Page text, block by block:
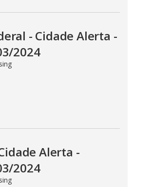
- Cidade Alerta -
2024
Alerta -
2024